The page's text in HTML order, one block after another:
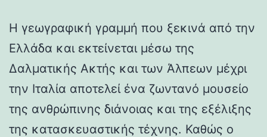
Η γεωγραφική γραμμή που ξεκινά από την
Ελλάδα και εκτείνεται μέσω της
Δαλματικής Ακτής και των Άλπεων μέχρι
την Ιταλία αποτελεί ένα ζωντανό μουσείο
της ανθρώπινης διάνοιας και της εξέλιξης
της κατασκευαστικής τέχνης. Καθώς ο